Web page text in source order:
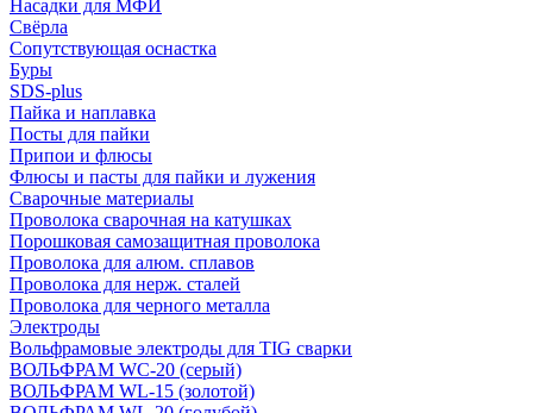
Насадки для МФИ
Свёрла
Сопутствующая оснастка
Буры
SDS-plus
Пайка и наплавка
Посты для пайки
Припои и флюсы
Флюсы и пасты для пайки и лужения
Сварочные материалы
Проволока сварочная на катушках
Порошковая самозащитная проволока
Проволока для алюм. сплавов
Проволока для нерж. сталей
Проволока для черного металла
Электроды
Вольфрамовые электроды для TIG сварки
ВОЛЬФРАМ WC-20 (серый)
ВОЛЬФРАМ WL-15 (золотой)